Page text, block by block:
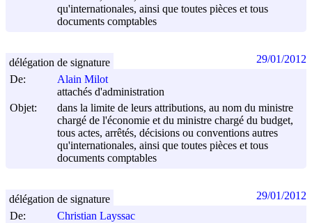
qu'internationales, ainsi que toutes pièces et tous
documents comptables
De:
Alain Milot
attachés d'administration
Objet:
dans la limite de leurs attributions, au nom du ministre
chargé de l'économie et du ministre chargé du budget,
tous actes, arrêtés, décisions ou conventions autres
qu'internationales, ainsi que toutes pièces et tous
documents comptables
délégation de signature 29/01/2012
De:
Christian Layssac
délégation de signature 29/01/2012